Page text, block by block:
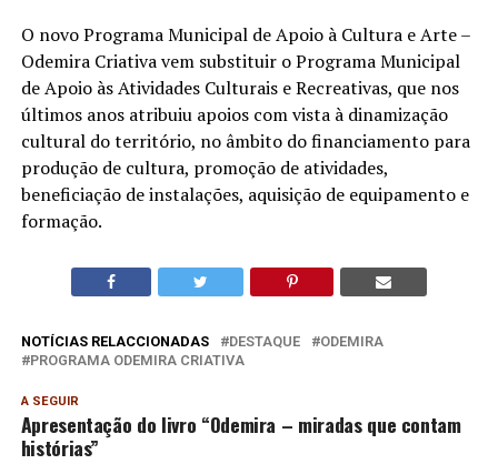
O novo Programa Municipal de Apoio à Cultura e Arte –
Odemira Criativa vem substituir o Programa Municipal
de Apoio às Atividades Culturais e Recreativas, que nos
últimos anos atribuiu apoios com vista à dinamização
cultural do território, no âmbito do financiamento para
produção de cultura, promoção de atividades,
beneficiação de instalações, aquisição de equipamento e
formação.
NOTÍCIAS RELACCIONADAS DESTAQUE
ODEMIRA
PROGRAMA ODEMIRA CRIATIVA
A SEGUIR
Apresentação do livro “Odemira – miradas que contam
histórias”